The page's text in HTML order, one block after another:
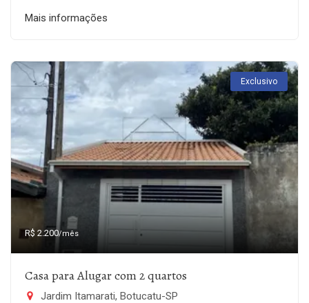
Mais informações
Exclusivo
R$ 2.200/mês
Casa para Alugar com 2 quartos
Jardim Itamarati, Botucatu-SP